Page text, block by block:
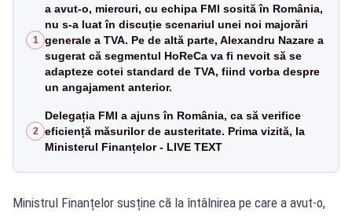
1
a avut-o, miercuri, cu echipa FMI sosită în România,
nu s-a luat în discuție scenariul unei noi majorări
generale a TVA. Pe de altă parte, Alexandru Nazare a
sugerat că segmentul HoReCa va fi nevoit să se
adapteze cotei standard de TVA, fiind vorba despre
un angajament anterior.
2
Delegația FMI a ajuns în România, ca să verifice
eficiență măsurilor de austeritate. Prima vizită, la
Ministerul Finanțelor - LIVE TEXT
Ministrul Finanțelor susține că la întâlnirea pe care a avut-o,